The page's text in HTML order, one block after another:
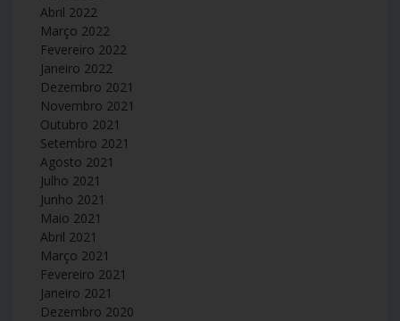
Abril 2022
Março 2022
Fevereiro 2022
Janeiro 2022
Dezembro 2021
Novembro 2021
Outubro 2021
Setembro 2021
Agosto 2021
Julho 2021
Junho 2021
Maio 2021
Abril 2021
Março 2021
Fevereiro 2021
Janeiro 2021
Dezembro 2020